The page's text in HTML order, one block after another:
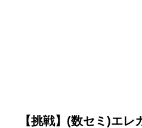
【挑戦】(数セミ)エレ